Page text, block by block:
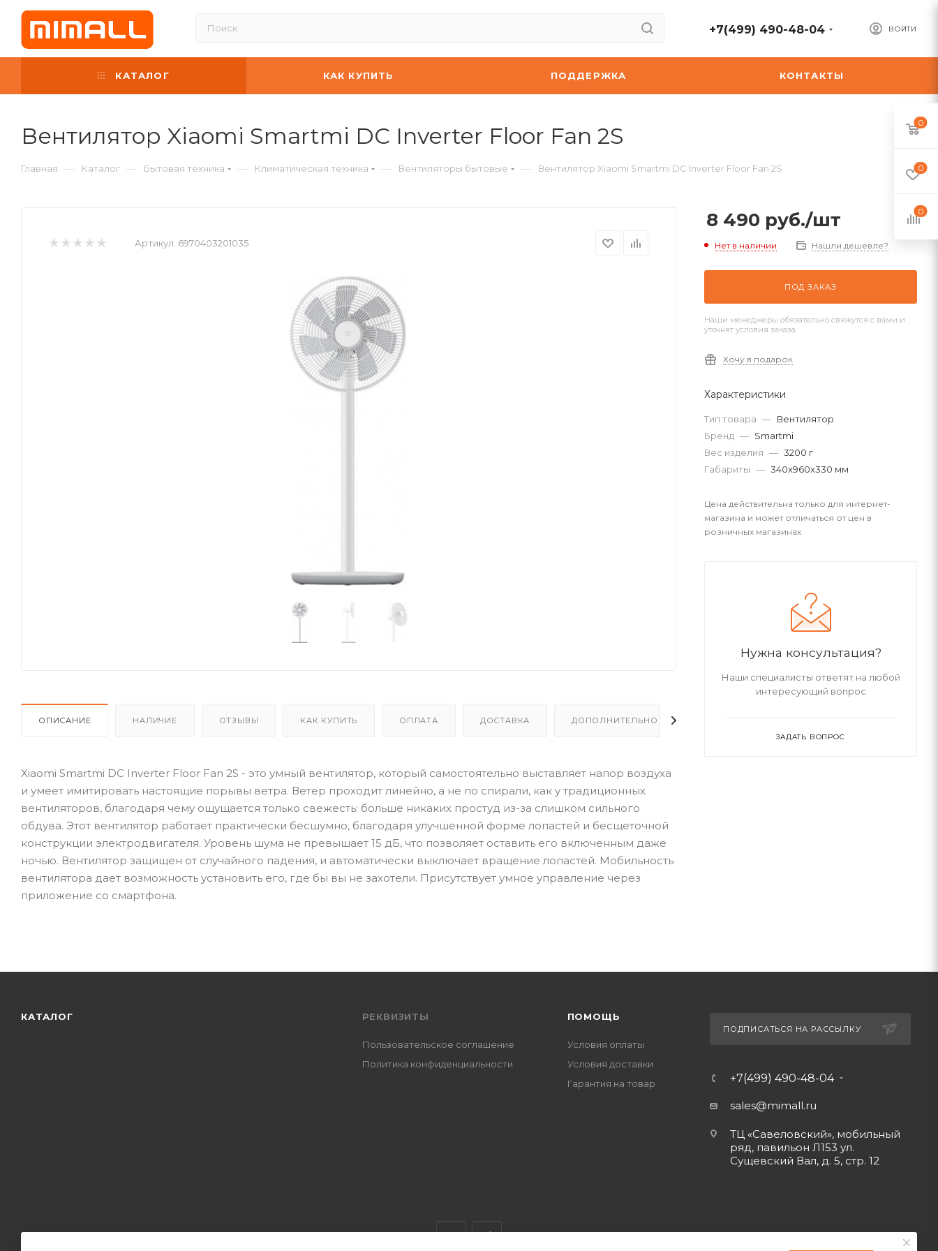
ВОЙТИ
+7(499) 490-48-04
КАТАЛОГ КАК КУПИТЬ ПОДДЕРЖКА КОНТАКТЫ
Вентилятор Xiaomi Smartmi DC Inverter Floor Fan 2S
Главная — Каталог — Бытовая техника — Климатическая техника — Вентиляторы бытовые — Вентилятор Xiaomi Smartmi DC Inverter Floor Fan 2S
Артикул: 6970403201035
ОПИСАНИЕ НАЛИЧИЕ ОТЗЫВЫ КАК КУПИТЬ ОПЛАТА ДОСТАВКА ДОПОЛНИТЕЛЬНО
Xiaomi Smartmi DC Inverter Floor Fan 2S - это умный вентилятор, который самостоятельно выставляет напор воздуха
и умеет имитировать настоящие порывы ветра. Ветер проходит линейно, а не по спирали, как у традиционных
вентиляторов, благодаря чему ощущается только свежесть: больше никаких простуд из-за слишком сильного
обдува. Этот вентилятор работает практически бесшумно, благодаря улучшенной форме лопастей и бесщеточной
конструкции электродвигателя. Уровень шума не превышает 15 дБ, что позволяет оставить его включенным даже
ночью. Вентилятор защищен от случайного падения, и автоматически выключает вращение лопастей. Мобильность
вентилятора дает возможность установить его, где бы вы не захотели. Присутствует умное управление через
приложение со смартфона.
8 490 руб./шт
Нет в наличии Нашли дешевле?
ПОД ЗАКАЗ
Наши менеджеры обязательно свяжутся с вами и
уточнят условия заказа
Хочу в подарок
Характеристики
Тип товара — Вентилятор
Бренд — Smartmi
Вес изделия — 3200 г
Габариты — 340x960x330 мм
Цена действительна только для интернет-
магазина и может отличаться от цен в
розничных магазинах
Нужна консультация?
Наши специалисты ответят на любой
интересующий вопрос
ЗАДАТЬ ВОПРОС
КАТАЛОГ РЕКВИЗИТЫ
Пользовательское соглашение
Политика конфиденциальности
ПОМОЩЬ
Условия оплаты
Условия доставки
Гарантия на товар
ПОДПИСАТЬСЯ НА РАССЫЛКУ
+7(499) 490-48-04
sales@mimall.ru
ТЦ «Савеловский», мобильный
ряд, павильон Л153 ул.
Сущевский Вал, д. 5, стр. 12
0
0
0